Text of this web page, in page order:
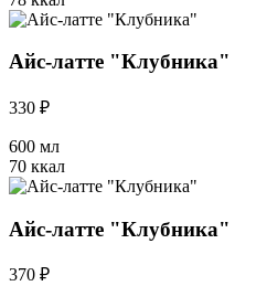
Айс-латте "Клубника"
330 ₽
600 мл
70 ккал
Айс-латте "Клубника"
370 ₽